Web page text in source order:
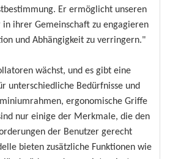
Er ermöglicht unseren
in ihrer Gemeinschaft zu engagieren
und Abhängigkeit zu verringern."
wächst, und es gibt eine
unterschiedliche Bedürfnisse und
ergonomische Griffe
nur einige der Merkmale, die den
der Benutzer gerecht
bieten zusätzliche Funktionen wie